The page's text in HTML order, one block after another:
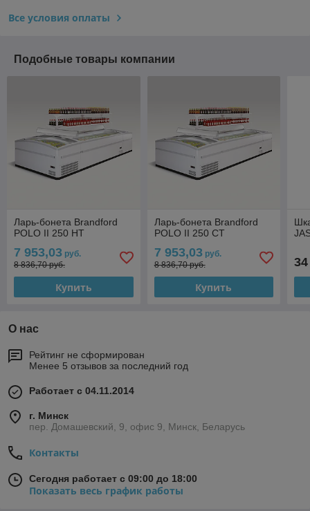
Все условия оплаты
Подобные товары компании
Ларь-бонета Brandford
POLO II 250 НТ
7 953,03 руб.
8 836,70 руб.
Купить
Ларь-бонета Brandford
POLO II 250 СТ
7 953,03руб.
8 836,70 руб.
Купить
О нас
Рейтинг не сформирован
Менее 5 отзывов за последний год
Работает с 04.11.2014
г. Минск
пер. Домашевский, 9, офис 9, Минск, Беларусь
Контакты
Сегодня работает с 09:00 до 18:00
Показать весь график работы